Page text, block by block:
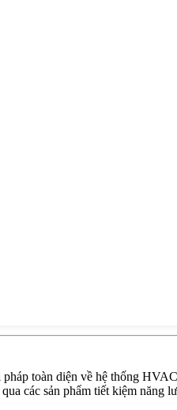
toàn diện về hệ thống
các sản phẩm tiết kiệm